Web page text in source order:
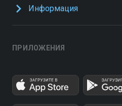
Информация
ПРИЛОЖЕНИЯ